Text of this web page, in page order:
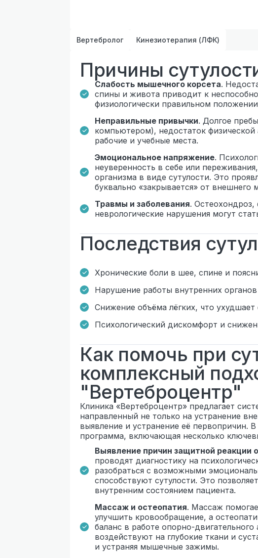
Вертебролог Кинезиотерапия (ЛФК)
Причины
Слабость мышечного корсета.
спины и живота приводит к
физиологически правильном
Неправильные привычки. Долгое
компьютером), недостаток
рабочие и учебные места.
Эмоциональное напряжение.
неуверенность в себе или
организма в виде сутулости. Это
буквально «закрывается» от внешнего
Травмы и заболевания. Остеохондроз,
неврологические нарушения могут
Последствия
Хронические боли в шее, спине и
Нарушение работы внутренних
Снижение объёма лёгких, что
Психологический дискомфорт и
Как помочь при
комплексный
"Вертеброцентр"
Клиника «Вертеброцентр» предлагает
направленный не только на устранение
выявление и устранение её первопричин.
программа, включающая несколько
Выявление причин защитной реакции
проводят диагностику на
разобраться с возможными
способствуют сутулости. Это
внутренним состоянием пациента.
Массаж и остеопатия. Массаж
улучшить кровообращение, а
баланс в работе опорно-
воздействуют на глубокие ткани и
и устраняя мышечные зажимы.